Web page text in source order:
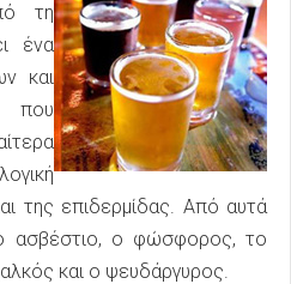
τη
ένα
και
της επιδερμίδας. Από αυτά
ασβέστιο, ο φώσφορος, το
και ο ψευδάργυρος.